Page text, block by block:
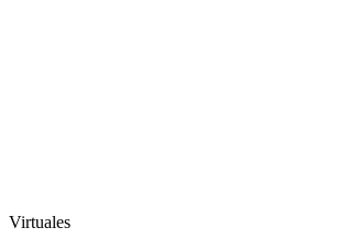
Virtuales